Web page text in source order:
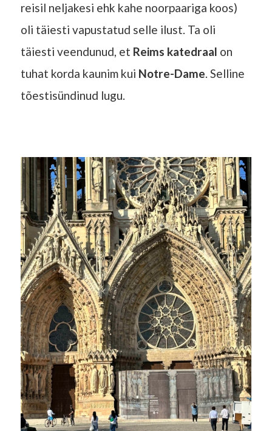
reisil neljakesi ehk kahe noorpaariga koos)
oli täiesti vapustatud selle ilust. Ta oli
täiesti veendunud, et Reims katedraal on
tuhat korda kaunim kui Notre-Dame. Selline
tõestisündinud lugu.